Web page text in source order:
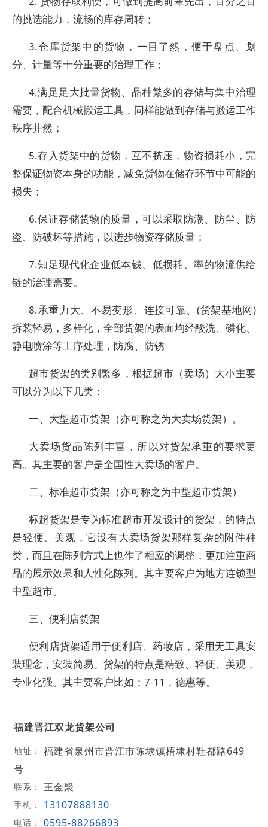
的挑选能力，流畅的库存周转；
3.仓库货架中的货物，一目了然，便于盘点、划
分、计量等十分重要的治理工作；
4.满足足大批量货物、品种繁多的存储与集中治理
需要，配合机械搬运工具，同样能做到存储与搬运工作
秩序井然；
5.存入货架中的货物，互不挤压，物资损耗小，完
整保证物资本身的功能，减免货物在储存环节中可能的
损失；
6.保证存储货物的质量，可以采取防潮、防尘、防
盗、防破坏等措施，以进步物资存储质量；
7.知足现代化企业低本钱、低损耗、率的物流供给
链的治理需要。
8.承重力大、不易变形、连接可靠、(货架基地网)
拆装轻易，多样化，全部货架的表面均经酸洗、磷化、
静电喷涂等工序处理，防腐、防锈
超市货架的类别繁多，根据超市（卖场）大小主要
可以分为以下几类：
一、大型超市货架（亦可称之为大卖场货架）。
大卖场货品陈列丰富，所以对货架承重的要求更
高。其主要的客户是全国性大卖场的客户。
二、标准超市货架（亦可称之为中型超市货架）
标超货架是专为标准超市开发设计的货架，的特点
是轻便、美观，它没有大卖场货架那样复杂的附件种
类，而且在陈列方式上也作了相应的调整，更加注重商
品的展示效果和人性化陈列。其主要客户为地方连锁型
中型超市。
三、便利店货架
便利店货架适用于便利店、药妆店，采用无工具安
装理念，安装简易。货架的特点是精致、轻便、美观，
专业化强。其主要客户比如：7-11，德惠等。
福建晋江双龙货架公司
地址：
福建省泉州市晋江市陈埭镇梧埭村鞋都路649
号
联系： 王金聚
手机： 13107888130
电话： 0595-88266893